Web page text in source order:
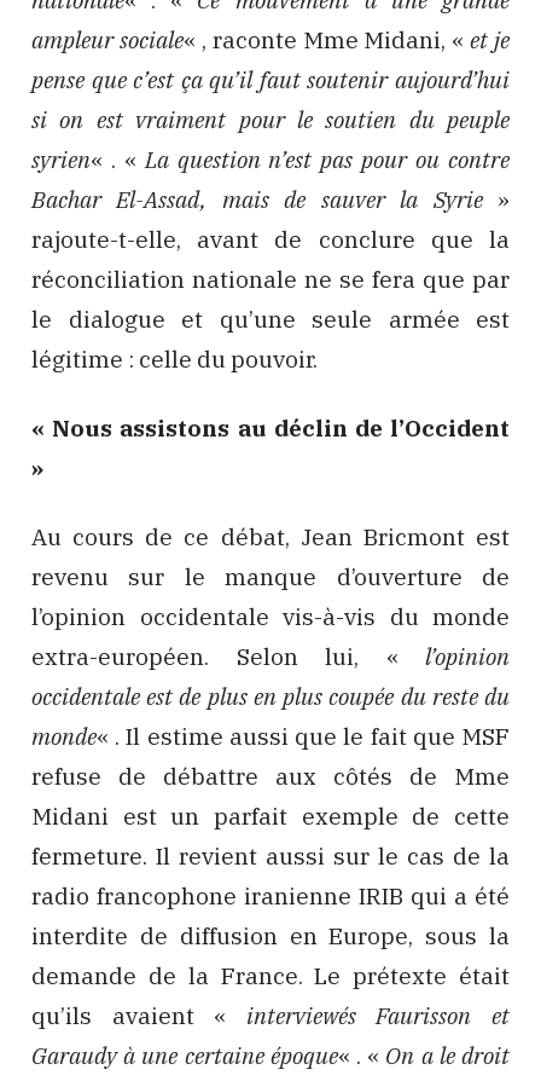
ampleur sociale« , raconte Mme Midani, «et je
pense que c’est ça qu’il faut soutenir aujourd’hui
si on est vraiment pour le soutien du peuple
syrien« . «La question n’est pas pour ou contre
Bachar El-Assad, mais de sauver la Syrie»
rajoute-t-elle, avant de conclure que la
réconciliation nationale ne se fera que par
le dialogue et qu’une seule armée est
légitime : celle du pouvoir.
« Nous assistons au déclin de l’Occident
»
Au cours de ce débat, Jean Bricmont est
revenu sur le manque d’ouverture de
l’opinion occidentale vis-à-vis du monde
extra-européen. Selon lui, « l’opinion
occidentale est de plus en plus coupée du reste du
monde« . Il estime aussi que le fait que MSF
refuse de débattre aux côtés de Mme
Midani est un parfait exemple de cette
fermeture. Il revient aussi sur le cas de la
radio francophone iranienne IRIB qui a été
interdite de diffusion en Europe, sous la
demande de la France. Le prétexte était
qu’ils avaient « interviewés Faurisson et
Garaudy à une certaine époque« . « On a le droit